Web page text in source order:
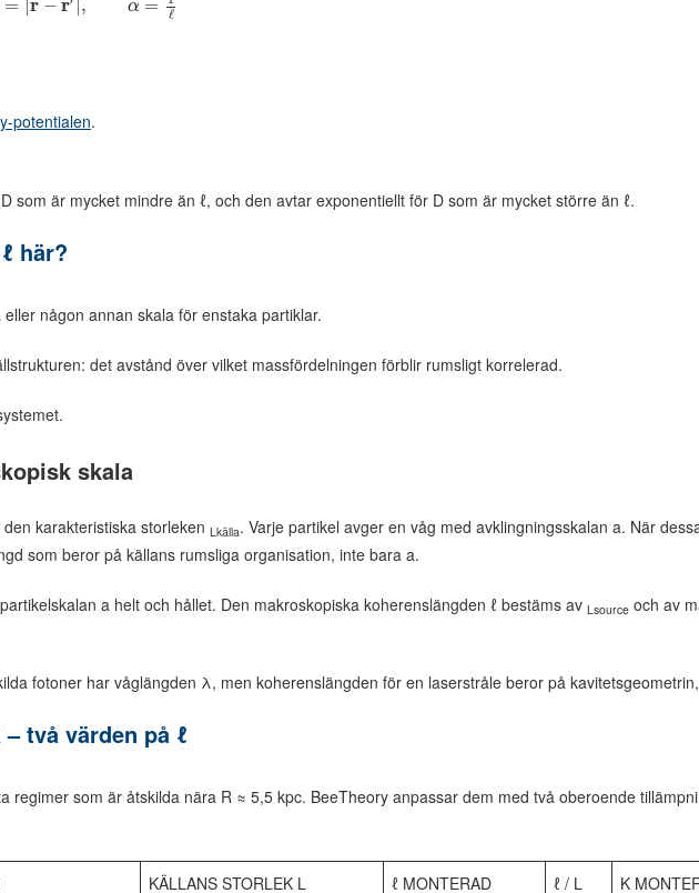
= r − r , α =
ℓ
potentialen.
som är mycket mindre än ℓ, och den avtar exponentiellt för D som är mycket större än ℓ.
här?
eller någon annan skala för enstaka partiklar.
det avstånd över vilket massfördelningen förblir rumsligt korrelerad.
skala
karakteristiska storleken Lkälla. Varje partikel avger en våg med avklingningsskalan a. När
som beror på källans rumsliga organisation, inte bara a.
a helt och hållet. Den makroskopiska koherenslängden ℓ bestäms av Lsource och av
fotoner har våglängden λ, men koherenslängden för en laserstråle beror på
två värden på ℓ
regimer som är åtskilda nära R ≈ 5,5 kpc. BeeTheory anpassar dem med två oberoende
KÄLLANS STORLEK L ℓ MONTERAD ℓ / L K